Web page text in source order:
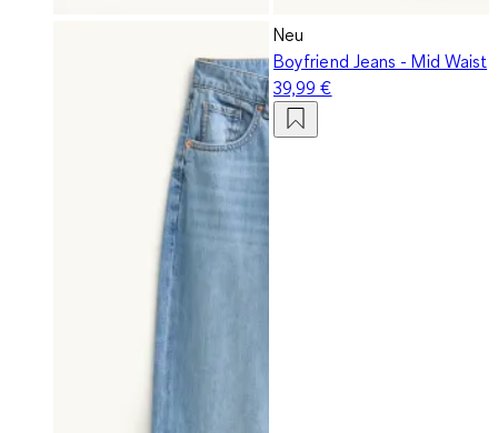
Neu
Boyfriend Jeans - Mid Waist
39,99 €